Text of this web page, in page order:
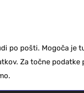
po pošti. Mogoča je
Za točne podatke